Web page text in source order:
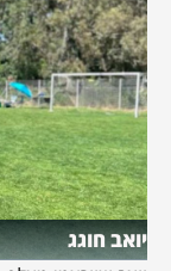
יואב חוגג